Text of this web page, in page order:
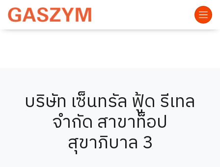
บริษัท เซ็นทรัล ฟู้ด รีเทล
จำกัด สาขาท็อป
สุขาภิบาล 3